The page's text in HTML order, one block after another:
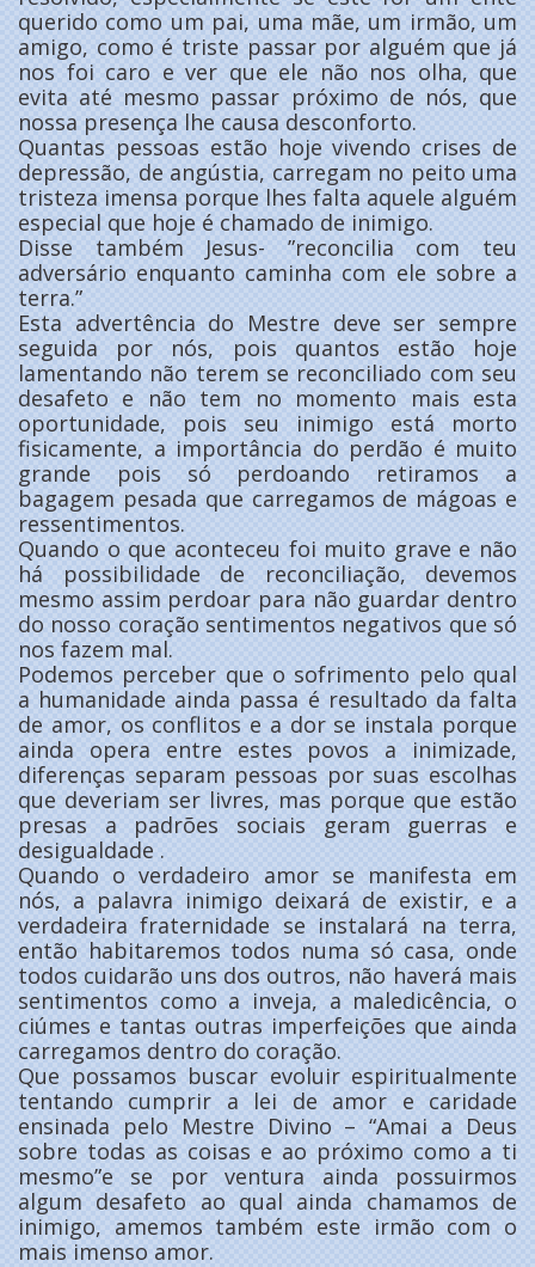
querido como um pai, uma mãe, um irmão, um
amigo, como é triste passar por alguém que já
nos foi caro e ver que ele não nos olha, que
evita até mesmo passar próximo de nós, que
nossa presença lhe causa desconforto.
Quantas pessoas estão hoje vivendo crises de
depressão, de angústia, carregam no peito uma
tristeza imensa porque lhes falta aquele alguém
especial que hoje é chamado de inimigo.
Disse também Jesus- ”reconcilia com teu
adversário enquanto caminha com ele sobre a
terra.”
Esta advertência do Mestre deve ser sempre
seguida por nós, pois quantos estão hoje
lamentando não terem se reconciliado com seu
desafeto e não tem no momento mais esta
oportunidade, pois seu inimigo está morto
fisicamente, a importância do perdão é muito
grande pois só perdoando retiramos a
bagagem pesada que carregamos de mágoas e
ressentimentos.
Quando o que aconteceu foi muito grave e não
há possibilidade de reconciliação, devemos
mesmo assim perdoar para não guardar dentro
do nosso coração sentimentos negativos que só
nos fazem mal.
Podemos perceber que o sofrimento pelo qual
a humanidade ainda passa é resultado da falta
de amor, os conflitos e a dor se instala porque
ainda opera entre estes povos a inimizade,
diferenças separam pessoas por suas escolhas
que deveriam ser livres, mas porque que estão
presas a padrões sociais geram guerras e
desigualdade .
Quando o verdadeiro amor se manifesta em
nós, a palavra inimigo deixará de existir, e a
verdadeira fraternidade se instalará na terra,
então habitaremos todos numa só casa, onde
todos cuidarão uns dos outros, não haverá mais
sentimentos como a inveja, a maledicência, o
ciúmes e tantas outras imperfeições que ainda
carregamos dentro do coração.
Que possamos buscar evoluir espiritualmente
tentando cumprir a lei de amor e caridade
ensinada pelo Mestre Divino – “Amai a Deus
sobre todas as coisas e ao próximo como a ti
mesmo”e se por ventura ainda possuirmos
algum desafeto ao qual ainda chamamos de
inimigo, amemos também este irmão com o
mais imenso amor.